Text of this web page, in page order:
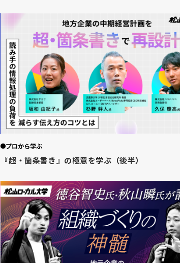
プロから学ぶ
『超・箇条書き』の極意を学ぶ（後半）